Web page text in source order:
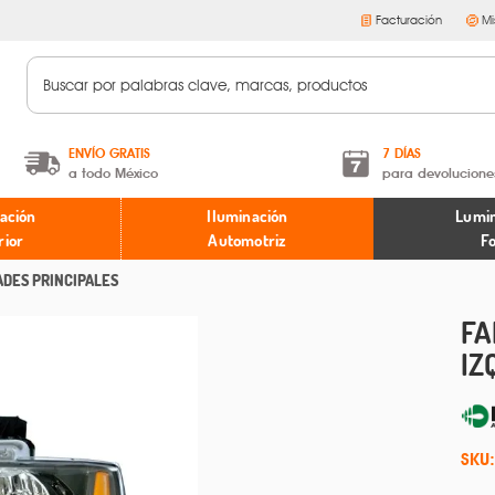
Facturación
ENVÍO GRATIS
a todo México
A partir de $599 MXN.
* Aplican restricciones
7 DÍAS
para
Términos y condiciones
Políticas de devoluciones
Iluminación
Automotriz
PRINCIPALES
SKU: